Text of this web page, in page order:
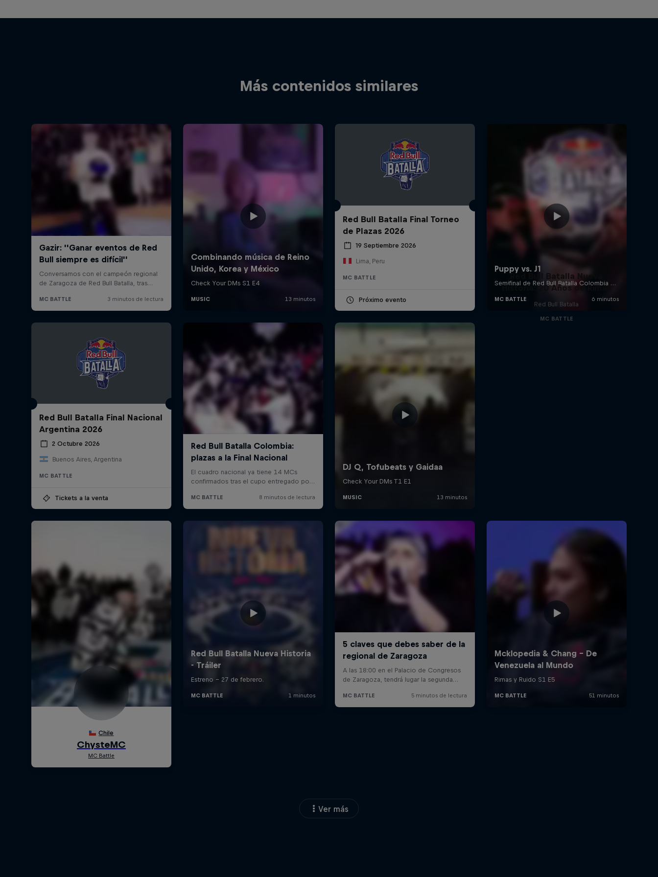
Más contenidos similares
Red Bull Batalla Final Torneo
de Plazas 2026
19 Septiembre 2026
Lima, Peru
MC BATTLE
Próximo evento
Red Bull Batalla Final Nacional
Argentina 2026
2 Octubre 2026
Buenos Aires, Argentina
MC BATTLE
Tickets a la venta
Red Bull Batalla Nueva
Historia: 20 Años de Rimas
Red Bull Batalla
MC BATTLE
Ver más